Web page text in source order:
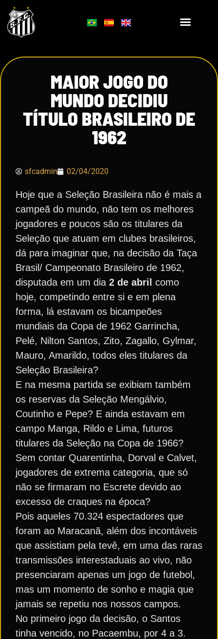
MAIOR JOGO DO
MUNDO DECIDIU
TÍTULO BRASILEIRO DE
1962
sfcadmin 02/04/2020
Hoje que a Seleção Brasileira não é mais a
campeã do mundo, não tem os melhores
jogadores e poucos são os titulares da
Seleção que atuam em clubes brasileiros,
dá para imaginar que, na decisão da Taça
Brasil/ Campeonato Brasileiro de 1962,
disputada em um dia 2 de abril como
hoje, competindo entre si e em plena
forma, lá estavam os bicampeões
mundiais da Copa de 1962 Garrincha,
Pelé, Nilton Santos, Zito, Zagallo, Gylmar,
Mauro, Amarildo, todos eles titulares da
Seleção Brasileira?
E na mesma partida se exibiam também
os reservas da Seleção Mengálvio,
Coutinho e Pepe? E ainda estavam em
campo Manga, Rildo e Lima, futuros
titulares da Seleção na Copa de 1966?
Sem contar Quarentinha, Dorval e Calvet,
jogadores de extrema categoria, que só
não se firmaram no Escrete devido ao
excesso de craques na época?
Pois aqueles 70.324 espectadores que
foram ao Maracanã, além dos incontáveis
que assistiam pela tevê, em uma das raras
transmissões interestaduais ao vivo, não
presenciaram apenas um jogo de futebol,
mas um momento de sonho e magia que
jamais se repetiu nos nossos campos.
No primeiro jogo da decisão, o Santos
tinha vencido, no Pacaembu, por 4 a 3.